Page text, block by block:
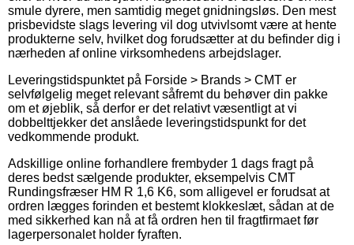
smule dyrere, men samtidig meget gnidningsløs. Den mest
prisbevidste slags levering vil dog utvivlsomt være at hente
produkterne selv, hvilket dog forudsætter at du befinder dig i
nærheden af online virksomhedens arbejdslager.
Leveringstidspunktet på Forside > Brands > CMT er
selvfølgelig meget relevant såfremt du behøver din pakke
om et øjeblik, så derfor er det relativt væsentligt at vi
dobbelttjekker det anslåede leveringstidspunkt for det
vedkommende produkt.
Adskillige online forhandlere frembyder 1 dags fragt på
deres bedst sælgende produkter, eksempelvis CMT
Rundingsfræser HM R 1,6 K6, som alligevel er forudsat at
ordren lægges forinden et bestemt klokkeslæt, sådan at de
med sikkerhed kan nå at få ordren hen til fragtfirmaet før
lagerpersonalet holder fyraften.